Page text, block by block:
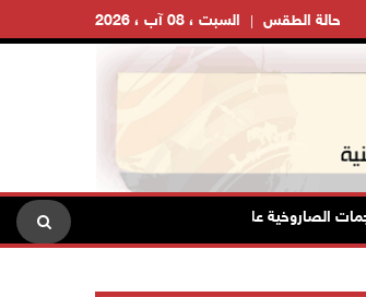
السبت ، 08 آب ، 2026 حالة الطقس
الصاروخية على المملكة العربية السعودية والجمهورية